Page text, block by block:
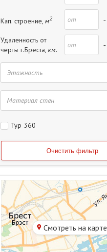
Кап. строение, м2 -
Удаленность от
черты г.Бреста, км. -
Тур-360
Смотреть на карте